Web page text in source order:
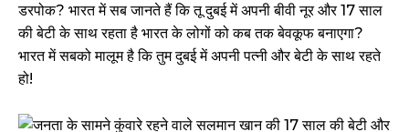
डरपोक? भारत में सब जानते हैं कि तू दुबई में अपनी बीवी नूर और 17 साल
की बेटी के साथ रहता है भारत के लोगों को कब तक बेवकूफ बनाएगा?
भारत में सबको मालूम है कि तुम दुबई में अपनी पत्नी और बेटी के साथ रहते
हो!